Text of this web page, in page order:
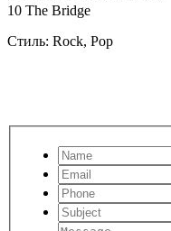
10 The Bridge
Стиль: Rock, Pop